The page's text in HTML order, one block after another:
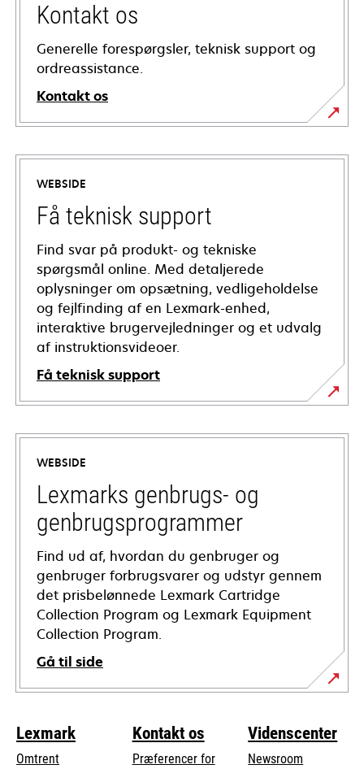
Kontakt os
Generelle forespørgsler, teknisk support og
ordreassistance.
Kontakt os
WEBSIDE
Få teknisk support
Find svar på produkt- og tekniske
spørgsmål online. Med detaljerede
oplysninger om opsætning, vedligeholdelse
og fejlfinding af en Lexmark-enhed,
interaktive brugervejledninger og et udvalg
af instruktionsvideoer.
Få teknisk support
opens
in
new
tab
WEBSIDE
Lexmarks genbrugs- og
genbrugsprogrammer
Find ud af, hvordan du genbruger og
genbruger forbrugsvarer og udstyr gennem
det prisbelønnede Lexmark Cartridge
Collection Program og Lexmark Equipment
Collection Program.
Gå til side
Lexmark
Omtrent
Kontakt os
Præferencer for
Videnscenter
Newsroom